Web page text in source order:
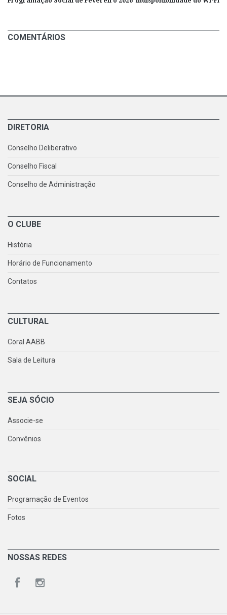
COMENTÁRIOS
DIRETORIA
Conselho Deliberativo
Conselho Fiscal
Conselho de Administração
O CLUBE
História
Horário de Funcionamento
Contatos
CULTURAL
Coral AABB
Sala de Leitura
SEJA SÓCIO
Associe-se
Convênios
SOCIAL
Programação de Eventos
Fotos
NOSSAS REDES